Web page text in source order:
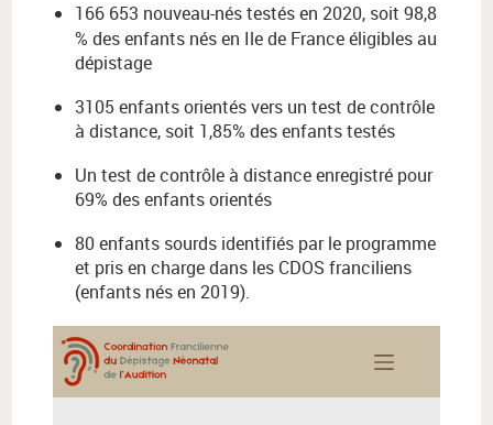
166 653 nouveau-nés testés en 2020, soit 98,8
% des enfants nés en Ile de France éligibles au
dépistage
3105 enfants orientés vers un test de contrôle
à distance, soit 1,85% des enfants testés
Un test de contrôle à distance enregistré pour
69% des enfants orientés
80 enfants sourds identifiés par le programme
et pris en charge dans les CDOS franciliens
(enfants nés en 2019).